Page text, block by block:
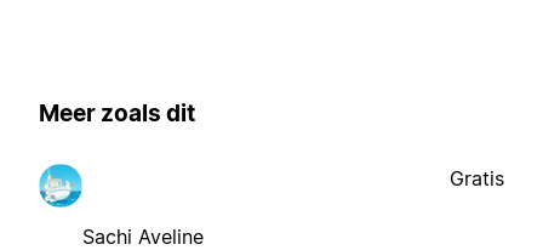
Meer zoals dit
Sachi Aveline
Gratis